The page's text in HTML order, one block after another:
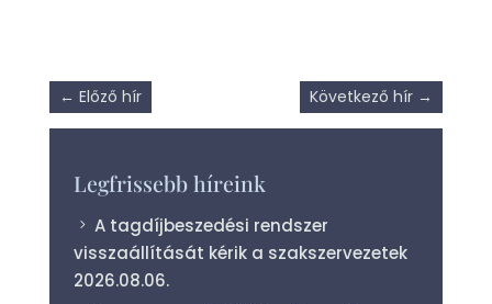
← Előző hír Következő hír →
Legfrissebb híreink
A tagdíjbeszedési rendszer
visszaállítását kérik a szakszervezetek
2026.08.06.